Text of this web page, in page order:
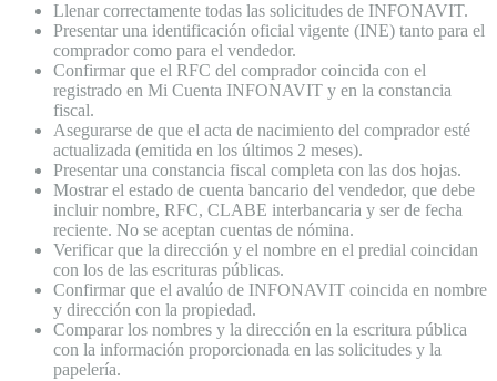
Llenar correctamente todas las solicitudes de INFONAVIT.
Presentar una identificación oficial vigente (INE) tanto para el
comprador como para el vendedor.
Confirmar que el RFC del comprador coincida con el
registrado en Mi Cuenta INFONAVIT y en la constancia
fiscal.
Asegurarse de que el acta de nacimiento del comprador esté
actualizada (emitida en los últimos 2 meses).
Presentar una constancia fiscal completa con las dos hojas.
Mostrar el estado de cuenta bancario del vendedor, que debe
incluir nombre, RFC, CLABE interbancaria y ser de fecha
reciente. No se aceptan cuentas de nómina.
Verificar que la dirección y el nombre en el predial coincidan
con los de las escrituras públicas.
Confirmar que el avalúo de INFONAVIT coincida en nombre
y dirección con la propiedad.
Comparar los nombres y la dirección en la escritura pública
con la información proporcionada en las solicitudes y la
papelería.